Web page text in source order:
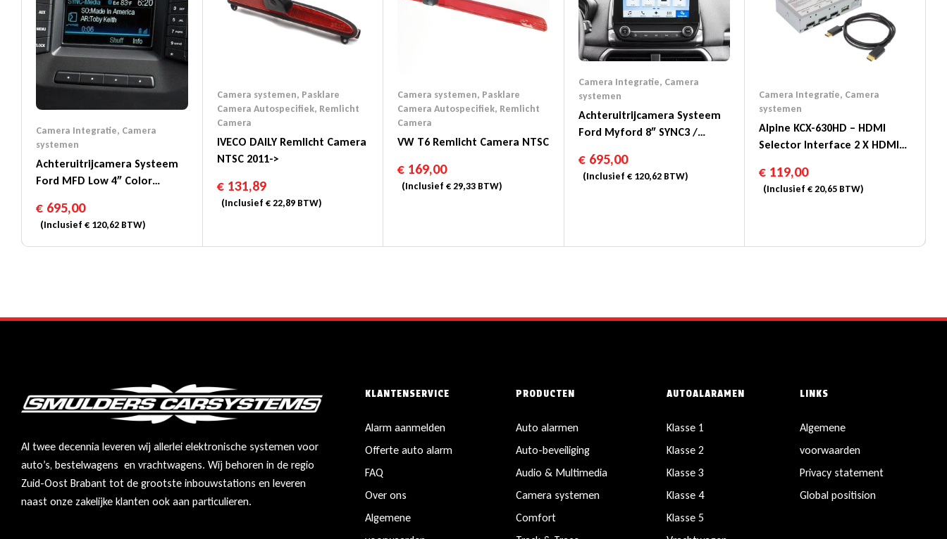
Camera Integratie, Camera
systemen
Achteruitrijcamera Systeem
Ford MFD Low 4″ Color
€ 695,00
(Inclusief € 120,62 BTW)
Camera systemen, Pasklare
Camera Autospecifiek, Remlicht
Camera
IVECO DAILY Remlicht Camera
NTSC 2011->
€131,89
(Inclusief €22,89BTW)
Camera systemen, Pasklare
Camera Autospecifiek, Remlicht
Camera
VW T6 Remlicht Camera NTSC
€ 169,00
(Inclusief€29,33 BTW)
Camera Integratie, Camera
systemen
Achteruitrijcamera Systeem
Ford Myford 8″ SYNC3 /
€695,00
(Inclusief €120,62BTW)
Camera Integratie, Camera
systemen
Alpine KCX-630HD – HDMI
Selector Interface 2 X HDMI
€ 119,00
(Inclusief€20,65 BTW)
Al twee decennia leveren wij allerlei elektronische systemen voor
auto’s, bestelwagens en vrachtwagens. Wij behoren in de regio
Zuid-Oost Brabant tot de grootste inbouwstations en leveren
naast onze zakelijke klanten ook aan particulieren.
KLANTENSERVICE
Alarm aanmelden
Offerte auto alarm
FAQ
Over ons
Algemene
PRODUCTEN
Auto alarmen
Auto-beveiliging
Audio & Multimedia
Camera systemen
Comfort
AUTOALARAMEN
Klasse 1
Klasse 2
Klasse 3
Klasse 4
Klasse 5
LINKS
Algemene
voorwaarden
Privacy statement
Global positision